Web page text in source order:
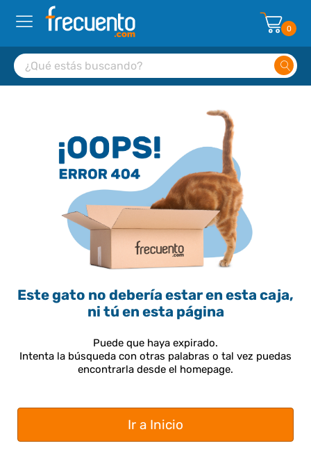
0
Este gato no debería estar en esta caja,
ni tú en esta página
Puede que haya expirado.
Intenta la búsqueda con otras palabras o tal vez puedas
encontrarla desde el homepage.
Ir a Inicio